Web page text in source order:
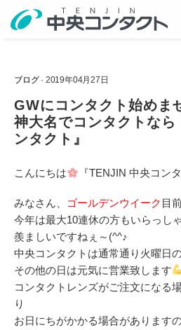
ブログ· 2019年04月27日
GWにコンタクト始めま
神大名でコンタクトな
ンタクト』
こんにちは 『TENJIN 中央コン
みなさん、 ゴールデンウイーク 目
今年は最大10連休の方もいらっし
羨ましいですねぇ～(^^♪
中央コンタクトは通常通り火曜日
その他の日は元気に営業致します
コンタクトレンズがご注文になる
り
お日にちがかかる場合があります